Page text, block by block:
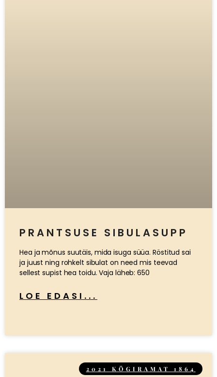
PRANTSUSE SIBULASUPP
Hea ja mõnus suutäis, mida isuga süüa. Röstitud sai
ja juust ning rohkelt sibulat on need mis teevad
sellest supist hea toidu. Vaja läheb: 650
LOE EDASI...
2021 KÖGIRAMAT 1864